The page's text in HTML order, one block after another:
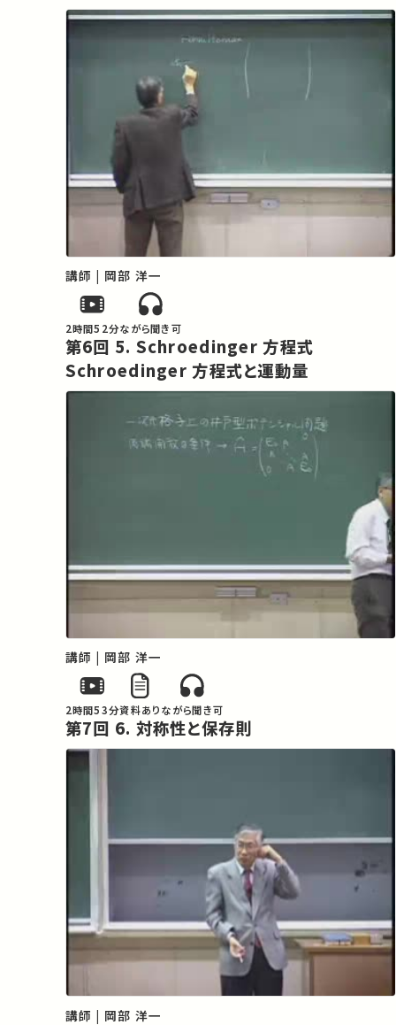
講師 | 岡部 洋一
2時間52分ながら聞き可
第6回 5. Schroedinger 方程式
Schroedinger 方程式と運動量
講師 | 岡部 洋一
2時間53分資料ありながら聞き可
第7回 6. 対称性と保存則
講師 | 岡部 洋一